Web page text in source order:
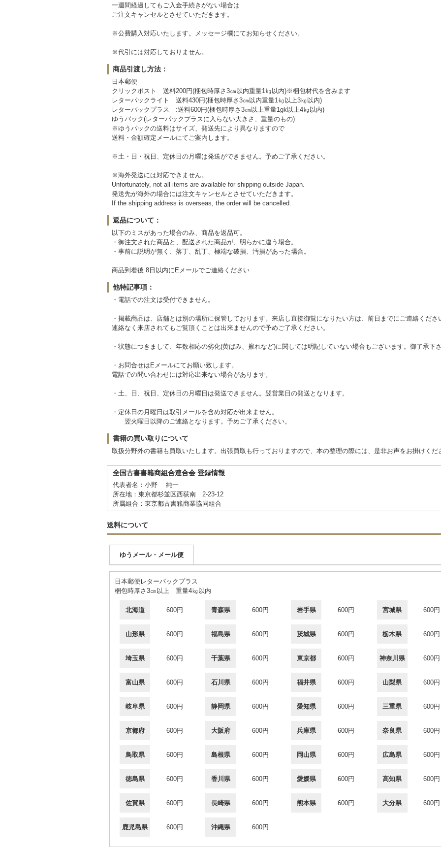
一週間経過してもご入金手続きがない場合は
ご注文キャンセルとさせていただきます。
※公費購入対応いたします。メッセージ欄にてお知らせください。
※代引には対応しておりません。
商品引渡し方法：
日本郵便
クリックポスト 送料200円(梱包時厚さ3㎝以内重量1㎏以内)※梱包材代を含みます
レターパックライト 送料430円(梱包時厚さ3㎝以内重量1㎏以上3㎏以内)
レターパックプラス :送料600円(梱包時厚さ3㎝以上重量1gk以上4㎏以内)
ゆうパック(レターパックプラスに入らない大きさ、重量のもの)
※ゆうパックの送料はサイズ、発送先により異なりますので
送料・金額確定メールにてご案内します。
※土・日・祝日、定休日の月曜は発送ができません。予めご了承ください。
※海外発送には対応できません。
Unfortunately, not all items are available for shipping outside Japan.
発送先が海外の場合には注文キャンセルとさせていただきます。
If the shipping address is overseas, the order will be cancelled.
返品について：
以下のミスがあった場合のみ、商品を返品可。
・御注文された商品と、配送された商品が、明らかに違う場合。
・事前に説明が無く、落丁、乱丁、極端な破損、汚損があった場合。
商品到着後 8日以内にEメールでご連絡ください
他特記事項：
・電話での注文は受付できません。
・掲載商品は、店舗とは別の場所に保管しております。来店し直接御覧になりたい方は、前日までにご連絡くださ
連絡なく来店されてもご覧頂くことは出来ませんので予めご了承ください。
・状態につきまして、年数相応の劣化(黄ばみ、擦れなど)に関しては明記していない場合もございます。御了承下さ
・お問合せはEメールにてお願い致します。
電話での問い合わせには対応出来ない場合があります。
・土、日、祝日、定休日の月曜日は発送できません。翌営業日の発送となります。
・定休日の月曜日は取引メールを含め対応が出来ません。
翌火曜日以降のご連絡となります。予めご了承ください。
書籍の買い取りについて
取扱分野外の書籍も買取いたします。出張買取も行っておりますので、本の整理の際には、是非お声をお掛けくだ
全国古書書籍商組合連合会 登録情報
代表者名：小野 純一
所在地：東京都杉並区西荻南 2-23-12
所属組合：東京都古書籍商業協同組合
送料について
ゆうメール・メール便
日本郵便レターパックプラス
梱包時厚さ3㎝以上 重量4㎏以内
北海道 600円 青森県 600円 岩手県 600円 宮城県 600円
山形県 600円 福島県 600円 茨城県 600円 栃木県 600円
埼玉県 600円 千葉県 600円 東京都 600円 神奈川県 600円
富山県 600円 石川県 600円 福井県 600円 山梨県 600円
岐阜県 600円 静岡県 600円 愛知県 600円 三重県 600円
京都府 600円 大阪府 600円 兵庫県 600円 奈良県 600円
鳥取県 600円 島根県 600円 岡山県 600円 広島県 600円
徳島県 600円 香川県 600円 愛媛県 600円 高知県 600円
佐賀県 600円 長崎県 600円 熊本県 600円 大分県 600円
鹿児島県 600円 沖縄県 600円